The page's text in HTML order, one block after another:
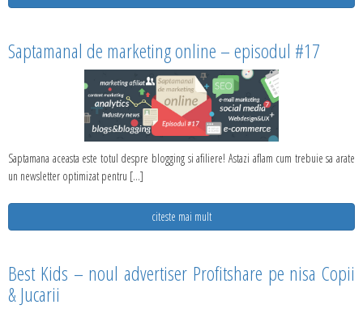
Saptamanal de marketing online – episodul #17
Saptamana aceasta este totul despre blogging si afiliere! Astazi aflam cum trebuie sa arate
un newsletter optimizat pentru [...]
citeste mai mult
Best Kids – noul advertiser Profitshare pe nisa Copii
& Jucarii